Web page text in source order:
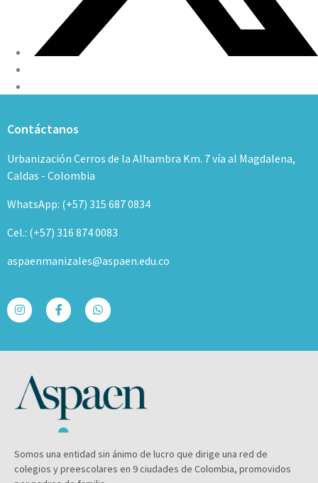
Contáctanos
Urbanización Cerros de la Alhambra Km. 7 vía al Magdalena,
Caldas - Colombia
WhatsApp: (+57) 315 687 0834
Cel.: (+57) 316 874 0083
aspaenmanizales@aspaen.edu.co
Somos una entidad sin ánimo de lucro que dirige una red de
colegios y preescolares en 9 ciudades de Colombia, promovidos